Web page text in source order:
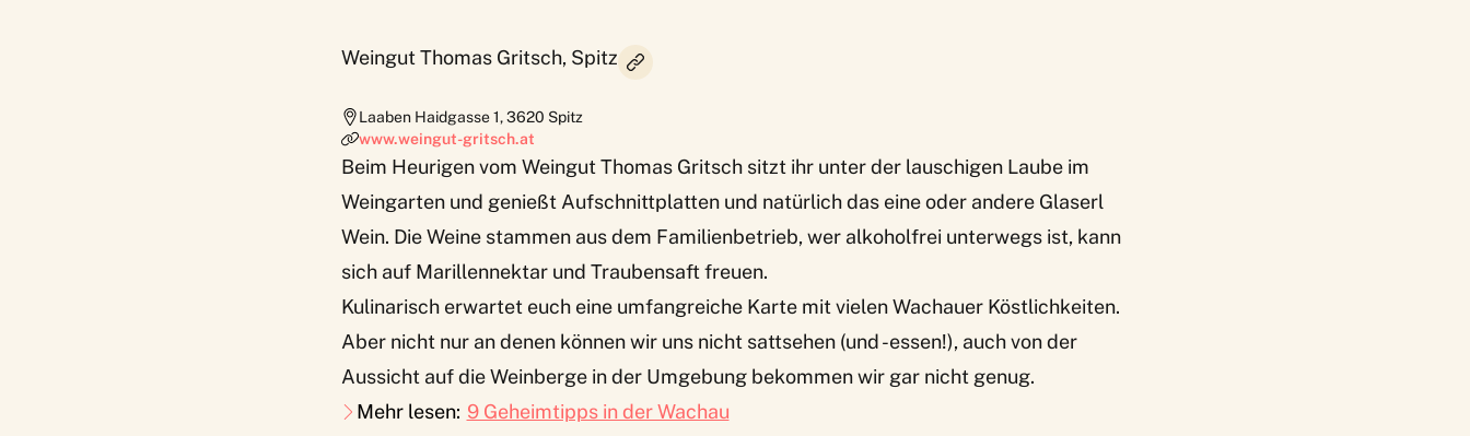
Weingut Thomas Gritsch, Spitz
Laaben Haidgasse 1,3620 Spitz
www.weingut-gritsch.at
Beim Heurigen vom Weingut Thomas Gritsch sitzt ihr unter der lauschigen Laube im
Weingarten und genießt Aufschnittplatten und natürlich das eine oder andere Glaserl
Wein. Die Weine stammen aus dem Familienbetrieb, wer alkoholfrei unterwegs ist, kann
sich auf Marillennektar und Traubensaft freuen.
Kulinarisch erwartet euch eine umfangreiche Karte mit vielen Wachauer Köstlichkeiten.
Aber nicht nur an denen können wir uns nicht sattsehen (und -essen!), auch von der
Aussicht auf die Weinberge in der Umgebung bekommen wir gar nicht genug.
Mehr lesen: 9 Geheimtipps in der Wachau